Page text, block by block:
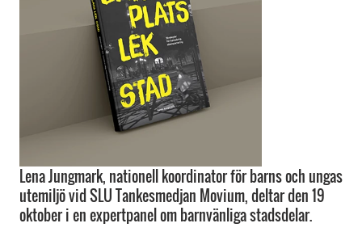
Lena Jungmark, nationell koordinator för barns och ungas
utemiljö vid SLU Tankesmedjan Movium, deltar den 19
oktober i en expertpanel om barnvänliga stadsdelar.